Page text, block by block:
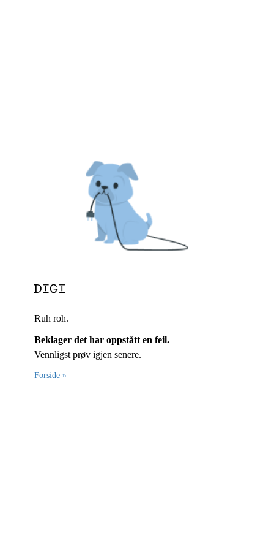
Ruh roh.
Beklager det har oppstått en feil.
Vennligst prøv igjen senere.
Forside »